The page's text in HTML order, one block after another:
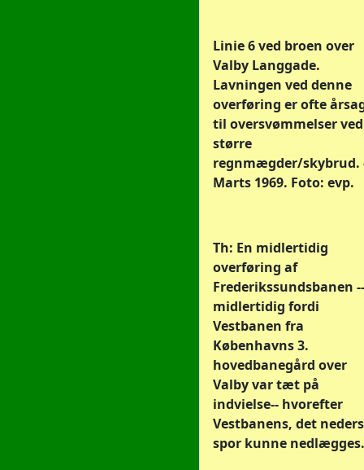
Linie 6 ved broen over
Valby Langgade.
Lavningen ved denne
overføring er ofte
til oversvømmelser ved
større
regnmægder/skybrud.
Marts 1969. Foto: evp.
Th: En midlertidig
overføring af
Frederikssundsbanen --
midlertidig fordi
Vestbanen fra
Københavns 3.
hovedbanegård over
Valby var tæt på
indvielse-- hvorefter
Vestbanens, det
spor kunne nedlægges.